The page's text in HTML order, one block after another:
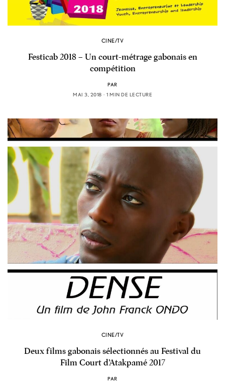
CINE/TV
Festicab 2018 – Un court-métrage gabonais en
compétition
PAR
MAI 3, 2018
1 MIN DE LECTURE
CINE/TV
Deux films gabonais sélectionnés au Festival du
Film Court d’Atakpamé 2017
PAR